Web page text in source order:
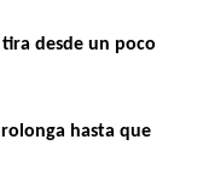
tira desde un poco
hasta que